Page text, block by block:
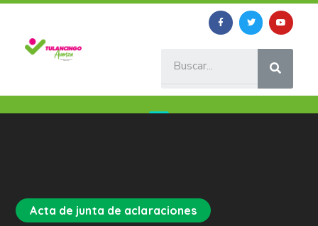
Acta de junta de aclaraciones